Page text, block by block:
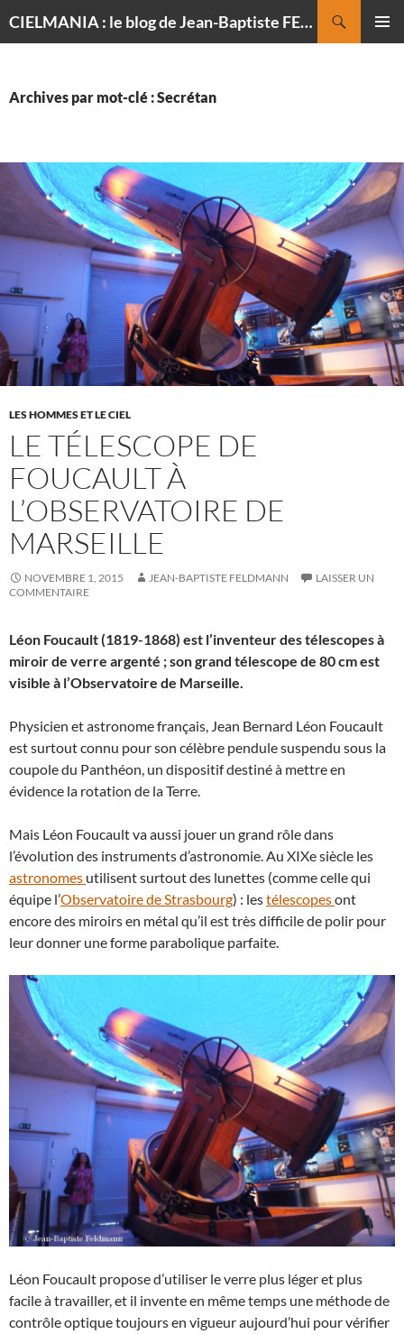
CIELMANIA : le blog de Jean-Baptiste FELDMANN, photographe du ciel
Archives par mot-clé : Secrétan
LES HOMMES ET LE CIEL
LE TÉLESCOPE DE
FOUCAULT À
L’OBSERVATOIRE DE
MARSEILLE
NOVEMBRE 1, 2015 JEAN-BAPTISTE FELDMANN
LAISSER UN
COMMENTAIRE
Léon Foucault (1819-1868) est l’inventeur des télescopes à
miroir de verre argenté ; son grand télescope de 80 cm est
visible à l’Observatoire de Marseille.
Physicien et astronome français, Jean Bernard Léon Foucault
est surtout connu pour son célèbre pendule suspendu sous la
coupole du Panthéon, un dispositif destiné à mettre en
évidence la rotation de la Terre.
Mais Léon Foucault va aussi jouer un grand rôle dans
l’évolution des instruments d’astronomie. Au XIXe siècle les
astronomes utilisent surtout des lunettes (comme celle qui
équipe l’Observatoire de Strasbourg) : lestélescopesont
encore des miroirs en métal qu’il est très difficile de polir pour
leur donner une forme parabolique parfaite.
Léon Foucault propose d’utiliser le verre plus léger et plus
facile à travailler, et il invente en même temps une méthode de
contrôle optique toujours en vigueur aujourd’hui pour vérifier